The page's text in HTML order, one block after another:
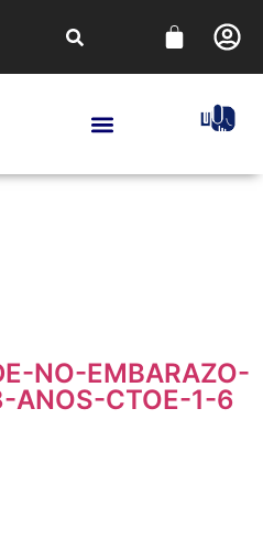
NO-EMBARAZO-
ANOS-CTOE-1-6